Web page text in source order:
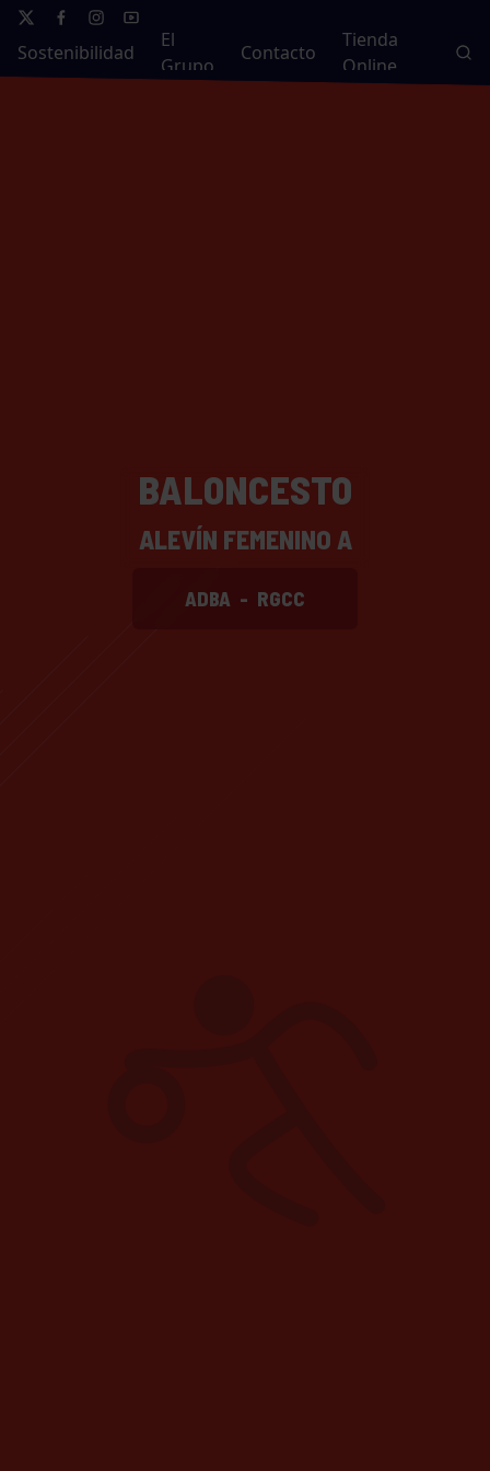
Sostenibilidad
El
Grupo
Contacto
Tienda
Online
BALONCESTO
ALEVÍN FEMENINO A
ADBA - RGCC